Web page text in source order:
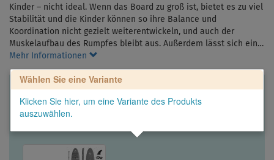
Kinder – nicht ideal. Wenn das Board zu groß ist, bietet es zu viel
Stabilität und die Kinder können so ihre Balance und
Koordination nicht gezielt weiterentwickeln, und auch der
Muskelaufbau des Rumpfes bleibt aus. Außerdem lässt sich ein…
Mehr Informationen
Wählen Sie eine Variante
Klicken Sie hier, um eine Variante des Produkts
auszuwählen.